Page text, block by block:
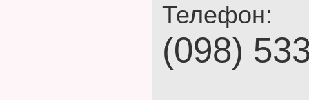
Телефон:
(098)